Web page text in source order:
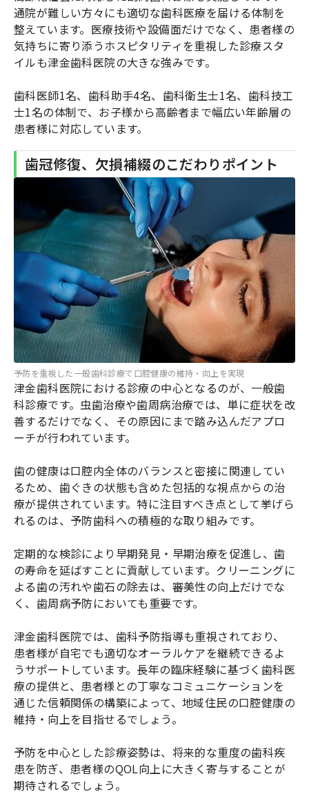
通院が難しい方々にも適切な歯科医療を届ける体制を
整えています。医療技術や設備面だけでなく、患者様の
気持ちに寄り添うホスピタリティを重視した診療スタ
イルも津金歯科医院の大きな強みです。
歯科医師1名、歯科助手4名、歯科衛生士1名、歯科技工
士1名の体制で、お子様から高齢者まで幅広い年齢層の
患者様に対応しています。
歯冠修復、欠損補綴のこだわりポイント
予防を重視した一般歯科診療で口腔健康の維持・向上を実現
津金歯科医院における診療の中心となるのが、一般歯
科診療です。虫歯治療や歯周病治療では、単に症状を改
善するだけでなく、その原因にまで踏み込んだアプロ
ーチが行われています。
歯の健康は口腔内全体のバランスと密接に関連してい
るため、歯ぐきの状態も含めた包括的な視点からの治
療が提供されています。特に注目すべき点として挙げら
れるのは、予防歯科への積極的な取り組みです。
定期的な検診により早期発見・早期治療を促進し、歯
の寿命を延ばすことに貢献しています。クリーニングに
よる歯の汚れや歯石の除去は、審美性の向上だけでな
く、歯周病予防においても重要です。
津金歯科医院では、歯科予防指導も重視されており、
患者様が自宅でも適切なオーラルケアを継続できるよ
うサポートしています。長年の臨床経験に基づく歯科医
療の提供と、患者様との丁寧なコミュニケーションを
通じた信頼関係の構築によって、地域住民の口腔健康の
維持・向上を目指せるでしょう。
予防を中心とした診療姿勢は、将来的な重度の歯科疾
患を防ぎ、患者様のQOL向上に大きく寄与することが
期待されるでしょう。